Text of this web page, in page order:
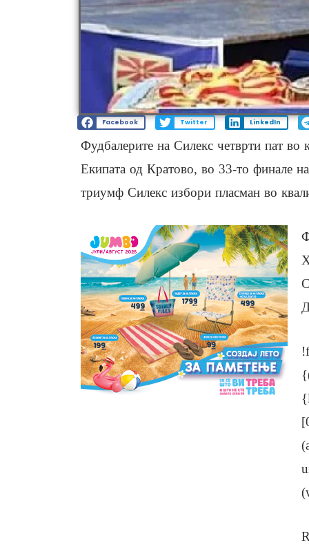
Facebook Twitter LinkedIn
Фудбалерите на Силекс четврти пат во
Екипата од Кратово, во 33-то финале
триумф Силекс избори пласман во